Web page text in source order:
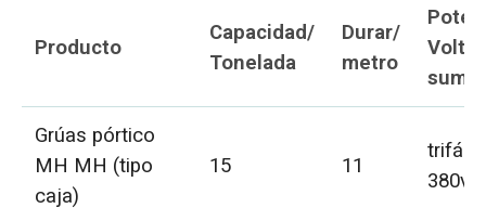
Producto
Capacidad/
Tonelada
Durar/
metro
Grúas pórtico
MH MH (tipo
caja)
15 11
380v